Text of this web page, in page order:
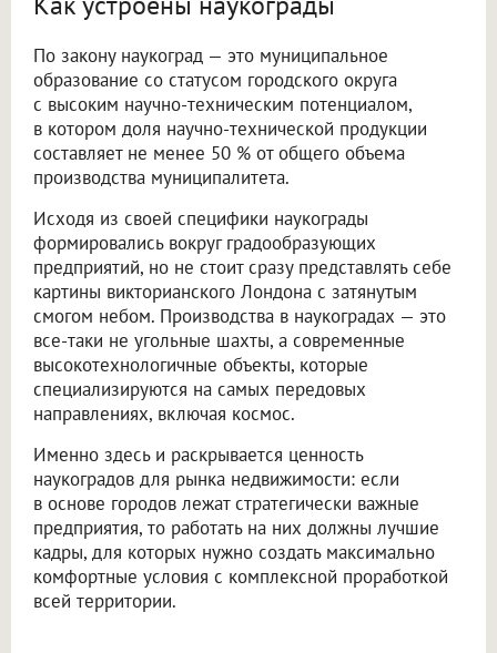
По закону наукоград — это муниципальное
образование со статусом городского округа
с высоким научно-техническим потенциалом,
в котором доля научно-технической продукции
составляет не менее 50 % от общего объема
производства муниципалитета.
Исходя из своей специфики наукограды
формировались вокруг градообразующих
предприятий, но не стоит сразу представлять себе
картины викторианского Лондона с затянутым
смогом небом. Производства в наукоградах — это
все-таки не угольные шахты, а современные
высокотехнологичные объекты, которые
специализируются на самых передовых
направлениях, включая космос.
Именно здесь и раскрывается ценность
наукоградов для рынка недвижимости: если
в основе городов лежат стратегически важные
предприятия, то работать на них должны лучшие
кадры, для которых нужно создать максимально
комфортные условия с комплексной проработкой
всей территории.